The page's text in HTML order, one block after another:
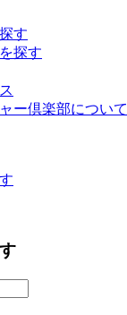
す
探す
ー倶楽部について